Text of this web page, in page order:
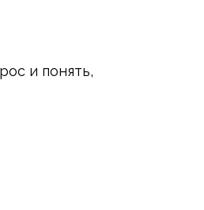
и понять,